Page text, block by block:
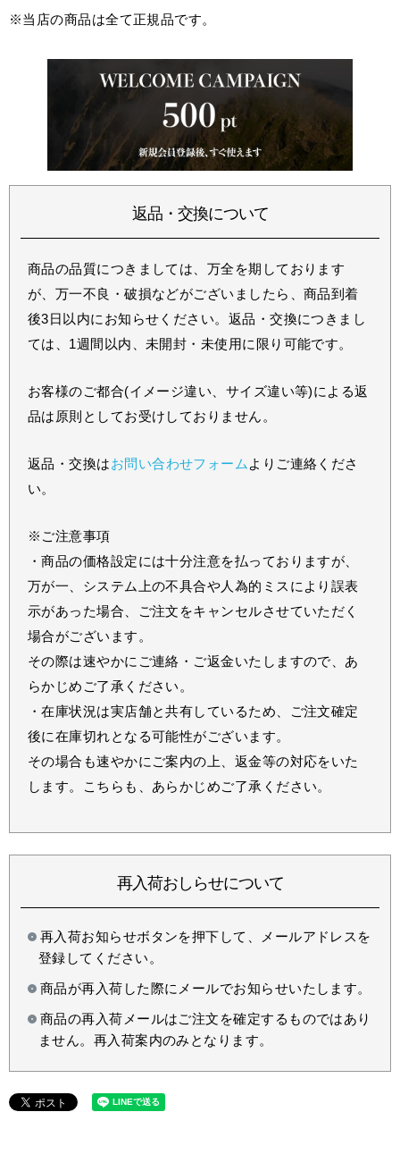
※当店の商品は全て正規品です。
返品・交換について
商品の品質につきましては、万全を期しております
が、万一不良・破損などがございましたら、商品到着
後3日以内にお知らせください。返品・交換につきまし
ては、1週間以内、未開封・未使用に限り可能です。
お客様のご都合(イメージ違い、サイズ違い等)による返
品は原則としてお受けしておりません。
返品・交換はお問い合わせフォーム よりご連絡くださ
い。
※ご注意事項
・商品の価格設定には十分注意を払っておりますが、
万が一、システム上の不具合や人為的ミスにより誤表
示があった場合、ご注文をキャンセルさせていただく
場合がございます。
その際は速やかにご連絡・ご返金いたしますので、あ
らかじめご了承ください。
・在庫状況は実店舗と共有しているため、ご注文確定
後に在庫切れとなる可能性がございます。
その場合も速やかにご案内の上、返金等の対応をいた
します。こちらも、あらかじめご了承ください。
再入荷おしらせについて
再入荷お知らせボタンを押下して、メールアドレスを
登録してください。
商品が再入荷した際にメールでお知らせいたします。
商品の再入荷メールはご注文を確定するものではあり
ません。再入荷案内のみとなります。